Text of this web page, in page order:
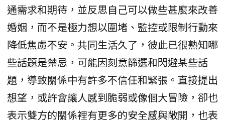
通需求和期待，並反思自己可以做些甚麼來改善
婚姻，而不是極力想以圍堵、監控或限制行動來
降低焦慮不安。共同生活久了，彼此已很熟知哪
些話題是禁忌，可能因刻意篩選和閃避某些話
題，導致關係中有許多不信任和緊張。直接提出
想望，或許會讓人感到脆弱或像個大冒險，卻也
表示雙方的關係裡有更多的安全感與敞開，也表